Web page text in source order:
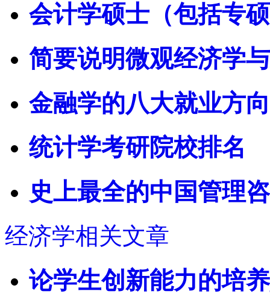
会计学硕士（包括专
简要说明微观经济学
金融学的八大就业方
统计学考研院校排名
史上最全的中国管理
经济学相关文章
论学生创新能力的培